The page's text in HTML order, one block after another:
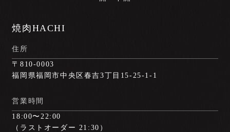
焼肉HACHI
住所
〒810-0003
福岡県福岡市中央区春吉3丁目15-25-1-1
営業時間
18:00〜22:00
（ラストオーダー 21:30）